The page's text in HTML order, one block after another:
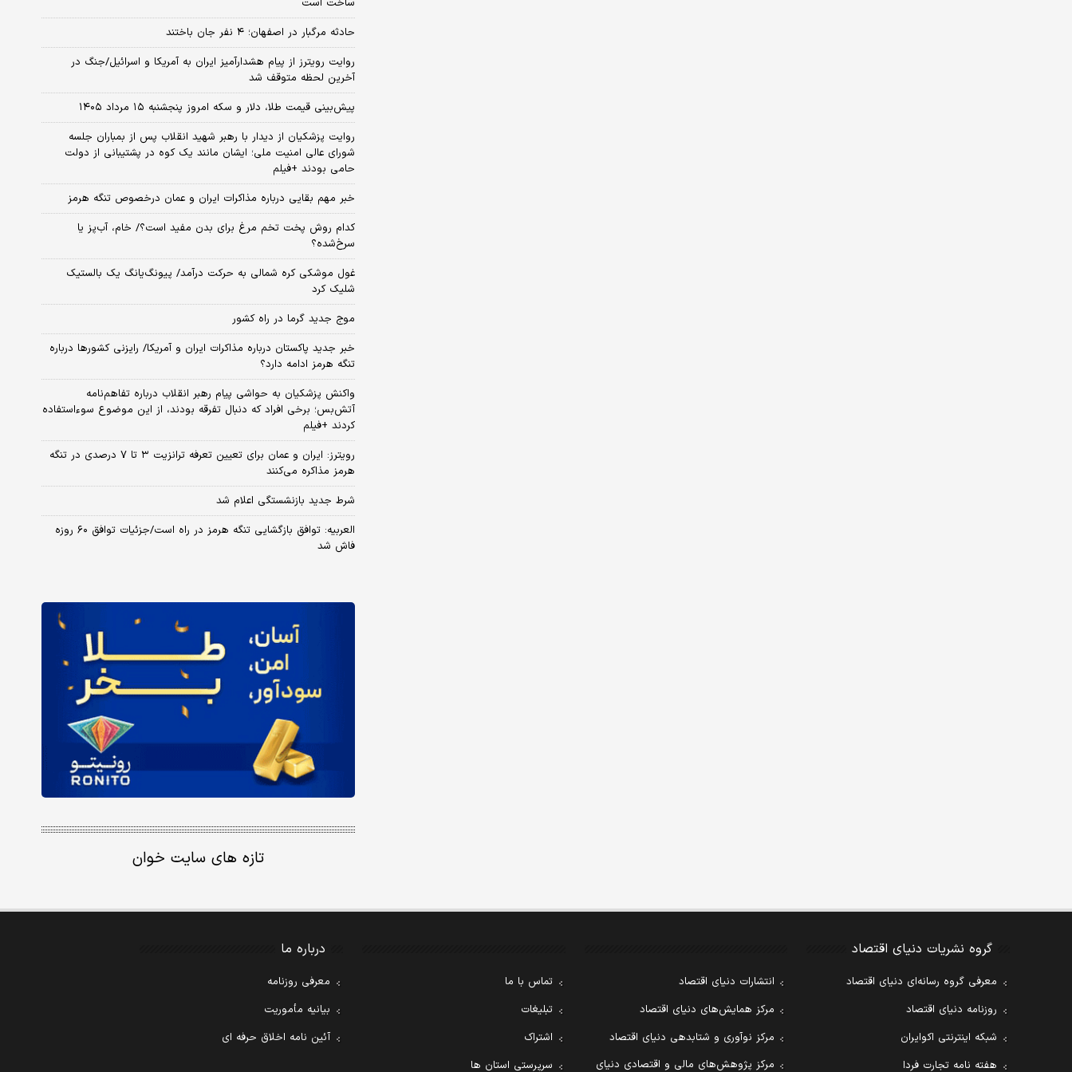
حادثه مرگبار در اصفهان؛ ۴ نفر جان باختند
روایت رویترز از پیام هشدارآمیز ایران به آمریکا و اسرائیل/جنگ در
آخرین لحظه متوقف شد
پیش‌بینی قیمت طلا، دلار و سکه امروز پنجشنبه ۱۵ مرداد ۱۴۰۵
روایت پزشکیان از دیدار با رهبر شهید انقلاب پس از بمباران جلسه
شورای عالی امنیت ملی؛ ایشان مانند یک کوه در پشتیبانی از دولت
حامی بودند +فیلم
خبر مهم بقایی درباره مذاکرات ایران و عمان درخصوص تنگه هرمز
کدام روش پخت تخم مرغ برای بدن مفید است؟/ خام، آب‌پز یا
سرخ‌شده؟
غول موشکی کره شمالی به حرکت درآمد/ پیونگ‌یانگ یک بالستیک
شلیک کرد
موج جدید گرما در راه کشور
خبر جدید پاکستان درباره مذاکرات ایران و آمریکا/ رایزنی کشورها درباره
تنگه هرمز ادامه دارد؟
واکنش پزشکیان به حواشی پیام رهبر انقلاب درباره تفاهم‌نامه
آتش‌بس؛ برخی افراد که دنبال تفرقه بودند، از این موضوع سوءاستفاده
کردند +فیلم
رویترز: ایران و عمان برای تعیین تعرفه ترانزیت ۳ تا ۷ درصدی در تنگه
هرمز مذاکره می‌کنند
شرط جدید بازنشستگی اعلام شد
العربیه: توافق بازگشایی تنگه هرمز در راه است/جزئیات توافق ۶۰ روزه
فاش شد
تازه های سایت خوان
گروه نشریات دنیای اقتصاد
معرفی گروه رسانه‌ای دنیای اقتصاد
روزنامه دنیای اقتصاد
شبکه اینترنتی اکوایران
هفته نامه تجارت فردا
انتشارات دنیای اقتصاد
مرکز همایش‌های دنیای اقتصاد
مرکز نوآوری و شتابدهی دنیای اقتصاد
مرکز پژوهش‌های مالی و اقتصادی دنیای
تماس با ما
تبلیغات
اشتراک
سرپرستی استان ها
درباره ما
معرفی روزنامه
بیانیه مأموریت
آئین نامه اخلاق حرفه ای